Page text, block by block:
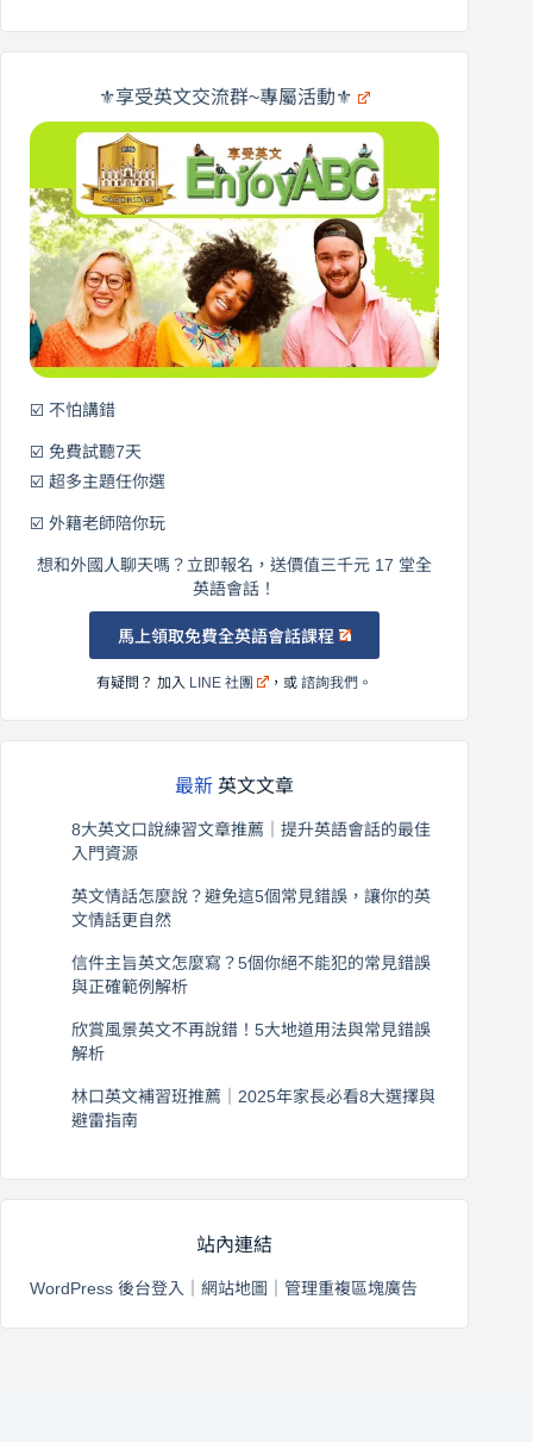
口
說
商
劍
｜
元
英
語！
⚜️享受英文交流群~專屬活動⚜️
☑️ 不怕講錯
☑️ 免費試聽7天
☑️ 超多主題任你選
☑️ 外籍老師陪你玩
想和外國人聊天嗎？立即報名，送價值三千元 17 堂全
英語會話！
馬上領取免費全英語會話課程
有疑問？ 加入 LINE 社團 ，或諮詢我們 。
最新 英文文章
8大英文口說練習文章推薦｜提升英語會話的最佳
入門資源
英文情話怎麼說？避免這5個常見錯誤，讓你的英
文情話更自然
信件主旨英文怎麼寫？5個你絕不能犯的常見錯誤
與正確範例解析
欣賞風景英文不再說錯！5大地道用法與常見錯誤
解析
林口英文補習班推薦｜2025年家長必看8大選擇與
避雷指南
站內連結
WordPress 後台登入 網站地圖 管理重複區塊廣告